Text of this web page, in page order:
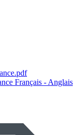
Français - Anglais